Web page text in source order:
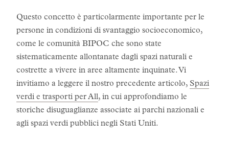
Questo concetto è particolarmente importante per le
persone in condizioni di svantaggio socioeconomico,
come le comunità BIPOC che sono state
sistematicamente allontanate dagli spazi naturali e
costrette a vivere in aree altamente inquinate. Vi
invitiamo a leggere il nostro precedente articolo, Spazi
verdi e trasporti per All, in cui approfondiamo le
storiche disuguaglianze associate ai parchi nazionali e
agli spazi verdi pubblici negli Stati Uniti.